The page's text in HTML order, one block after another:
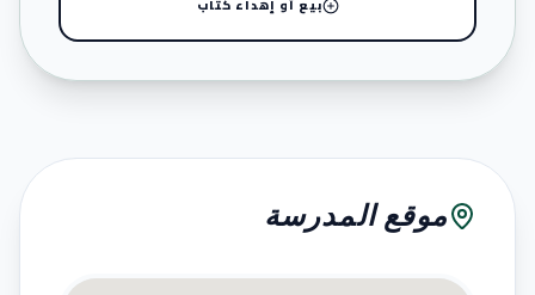
بيع أو إهداء كتاب
موقع المدرسة